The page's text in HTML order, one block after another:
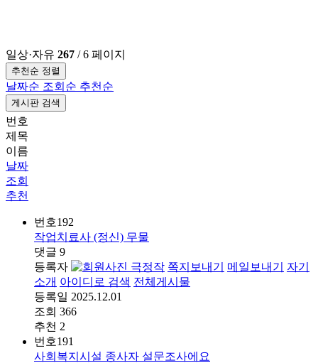
일상·자유 267 / 6 페이지
추천순 정렬
날짜순 조회순 추천순
게시판 검색
번호
제목
이름
날짜
조회
추천
번호192
작업치료사 (정신) 무물
댓글 9
등록자
극정작 쪽지보내기 메일보내기
자기
소개 아이디로 검색 전체게시물
등록일 2025.12.01
조회 366
추천 2
번호191
사회복지시설 종사자 설문조사에요